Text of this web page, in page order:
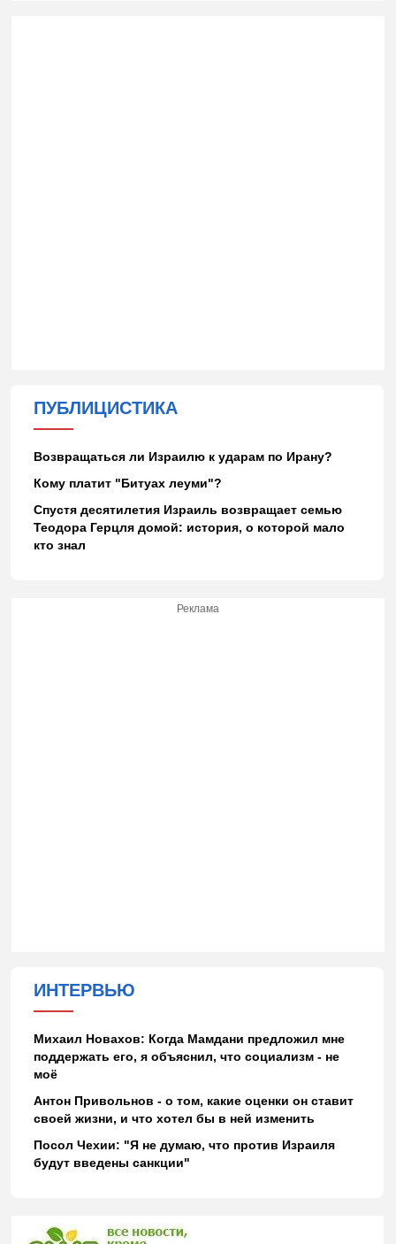
ПУБЛИЦИСТИКА
Возвращаться ли Израилю к ударам по Ирану?
Кому платит "Битуах леуми"?
Спустя десятилетия Израиль возвращает семью
Теодора Герцля домой: история, о которой мало
кто знал
Реклама
ИНТЕРВЬЮ
Михаил Новахов: Когда Мамдани предложил мне
поддержать его, я объяснил, что социализм - не
моё
Антон Привольнов - о том, какие оценки он ставит
своей жизни, и что хотел бы в ней изменить
Посол Чехии: "Я не думаю, что против Израиля
будут введены санкции"